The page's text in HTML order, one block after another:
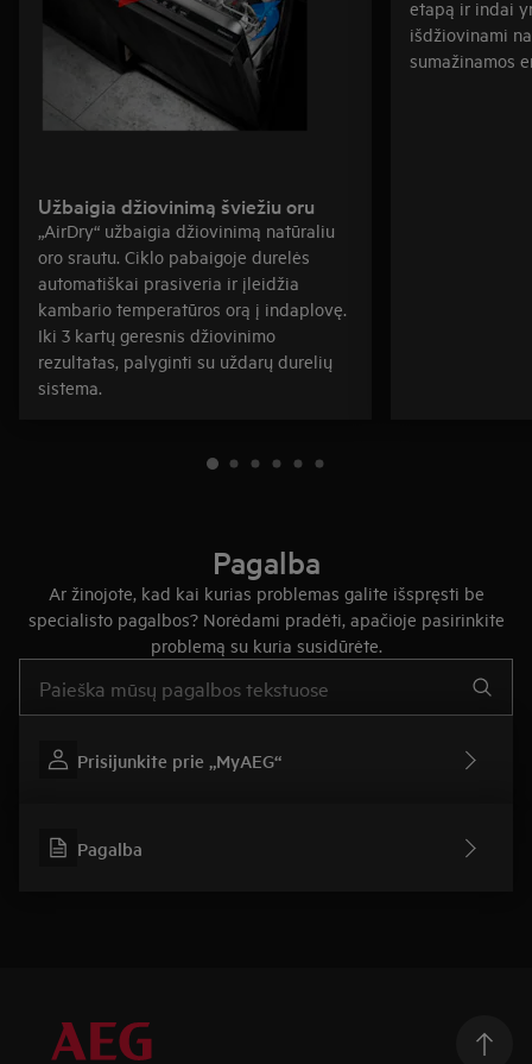
Užbaigia džiovinimą šviežiu oru
„AirDry“ užbaigia džiovinimą natūraliu
oro srautu. Ciklo pabaigoje durelės
automatiškai prasiveria ir įleidžia
kambario temperatūros orą į indaplovę.
Iki 3 kartų geresnis džiovinimo
rezultatas, palyginti su uždarų durelių
sistema.
etapą ir indai
išdžiovinami
sumažinamos
Pagalba
Ar žinojote, kad kai kurias problemas galite išspręsti be
specialisto pagalbos? Norėdami pradėti, apačioje pasirinkite
problemą su kuria susidūrėte.
Prisijunkite prie „MyAEG“
Pagalba